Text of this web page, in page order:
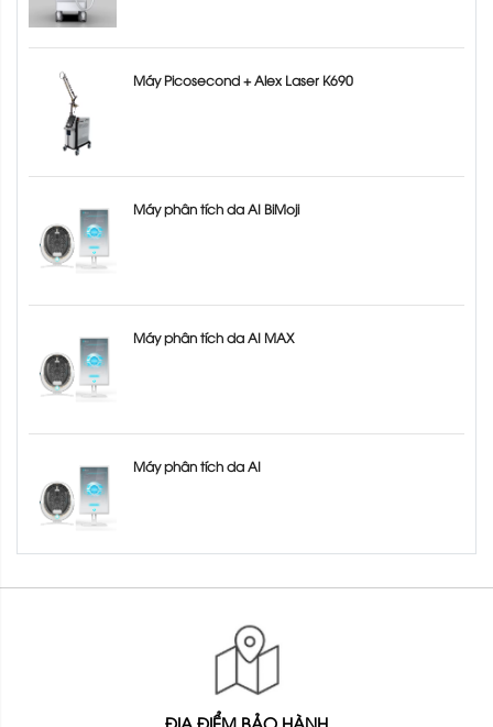
Máy Picosecond + Alex Laser K690
Máy phân tích da AI BiMoji
Máy phân tích da AI MAX
Máy phân tích da AI
ĐỊA ĐIỂM BẢO HÀNH